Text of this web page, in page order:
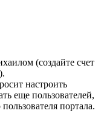
(создайте счет
настроить
еще пользователей,
портала.